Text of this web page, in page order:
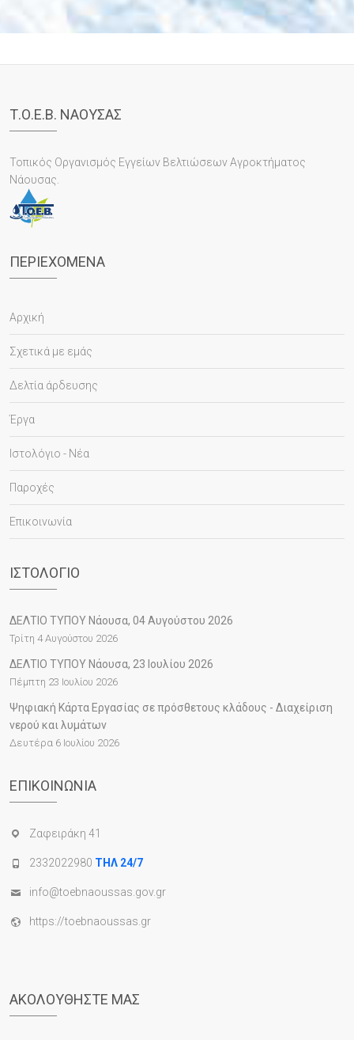
Τ.Ο.Ε.Β. ΝΑΟΥΣΑΣ
Τοπικός Οργανισμός Εγγείων Βελτιώσεων Αγροκτήματος
Νάουσας.
ΠΕΡΙΕΧΌΜΕΝΑ
Αρχική
Σχετικά με εμάς
Δελτία άρδευσης
Έργα
Ιστολόγιο - Νέα
Παροχές
Επικοινωνία
ΙΣΤΟΛΌΓΙΟ
ΔΕΛΤΙΟ ΤΥΠΟΥ Νάουσα, 04 Αυγούστου 2026
Τρίτη 4 Αυγούστου 2026
ΔΕΛΤΙΟ ΤΥΠΟΥ Νάουσα, 23 Ιουλίου 2026
Πέμπτη 23 Ιουλίου 2026
Ψηφιακή Κάρτα Εργασίας σε πρόσθετους κλάδους - Διαχείριση
νερού και λυμάτων
Δευτέρα 6 Ιουλίου 2026
ΕΠΙΚΟΙΝΩΝΊΑ
Ζαφειράκη 41
2332022980 ΤΗΛ 24/7
info@toebnaoussas.gov.gr
https://toebnaoussas.gr
ΑΚΟΛΟΥΘΉΣΤΕ ΜΑΣ